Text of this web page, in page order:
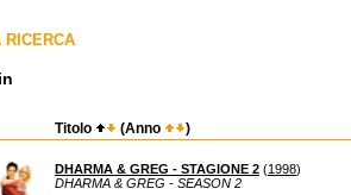
RICERCA
Titolo (Anno )
DHARMA & GREG - STAGIONE 2 (1998)
DHARMA & GREG - SEASON 2